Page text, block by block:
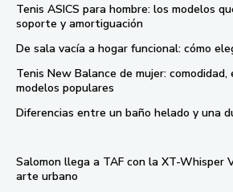
Tenis ASICS para hombre: los modelos
soporte y amortiguación
De sala vacía a hogar funcional: cómo
Tenis New Balance de mujer:
modelos populares
Diferencias entre un baño helado y una
Salomon llega a TAF con la XT-Whisper
arte urbano